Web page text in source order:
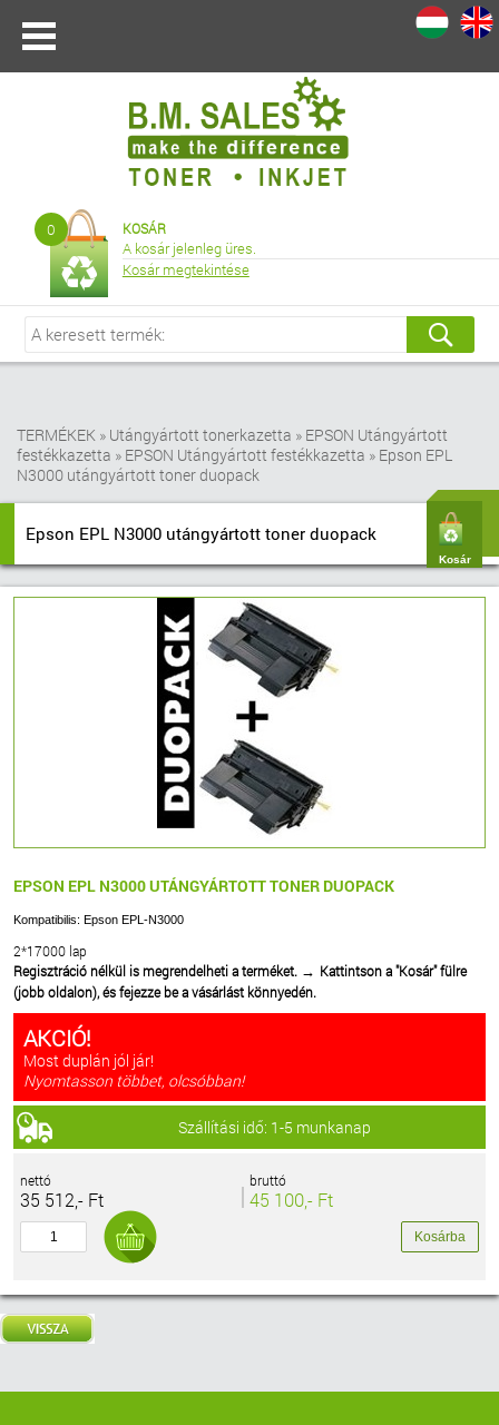
Kosár
0 KOSÁR
A kosár jelenleg üres.
Kosár megtekintése
TERMÉKEK » Utángyártott tonerkazetta » EPSON Utángyártott
festékkazetta » EPSON Utángyártott festékkazetta » Epson EPL
N3000 utángyártott toner duopack
Epson EPL N3000 utángyártott toner duopack
EPSON EPL N3000 UTÁNGYÁRTOTT TONER DUOPACK
Kompatibilis: Epson EPL-N3000
2*17000 lap
Regisztráció nélkül is megrendelheti a terméket. → Kattintson a "Kosár" fülre
(jobb oldalon), és fejezze be a vásárlást könnyedén.
AKCIÓ!
Most duplán jól jár!
Nyomtasson többet, olcsóbban!
Szállítási idő: 1-5 munkanap
nettó
35 512,- Ft
bruttó
45 100,- Ft